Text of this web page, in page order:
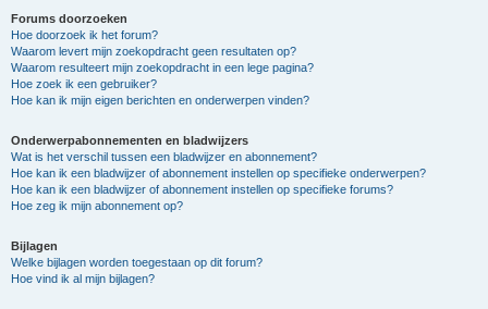
Forums doorzoeken
Hoe doorzoek ik het forum?
Waarom levert mijn zoekopdracht geen resultaten op?
Waarom resulteert mijn zoekopdracht in een lege pagina?
Hoe zoek ik een gebruiker?
Hoe kan ik mijn eigen berichten en onderwerpen vinden?
Onderwerpabonnementen en bladwijzers
Wat is het verschil tussen een bladwijzer en abonnement?
Hoe kan ik een bladwijzer of abonnement instellen op specifieke onderwerpen?
Hoe kan ik een bladwijzer of abonnement instellen op specifieke forums?
Hoe zeg ik mijn abonnement op?
Bijlagen
Welke bijlagen worden toegestaan op dit forum?
Hoe vind ik al mijn bijlagen?